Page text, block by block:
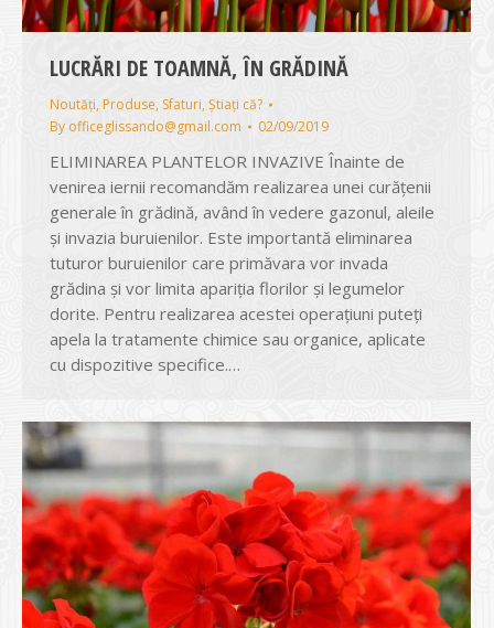
LUCRĂRI DE TOAMNĂ, ÎN GRĂDINĂ
Noutăți, Produse, Sfaturi, Știați că?
By officeglissando@gmail.com 02/09/2019
ELIMINAREA PLANTELOR INVAZIVE Înainte de
venirea iernii recomandăm realizarea unei curățenii
generale în grădină, având în vedere gazonul, aleile
și invazia buruienilor. Este importantă eliminarea
tuturor buruienilor care primăvara vor invada
grădina și vor limita apariția florilor și legumelor
dorite. Pentru realizarea acestei operațiuni puteți
apela la tratamente chimice sau organice, aplicate
cu dispozitive specifice.…